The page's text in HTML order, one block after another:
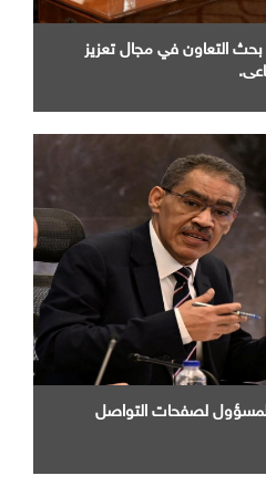
بحث التعاون في مجال تعزيز
لصفحات التواصل